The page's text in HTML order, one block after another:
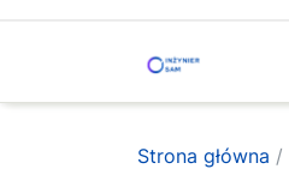
Strona główna /